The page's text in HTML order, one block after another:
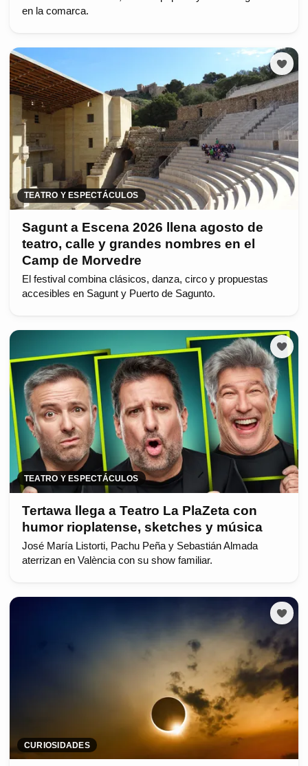
en la comarca.
TEATRO Y ESPECTÁCULOS
Sagunt a Escena 2026 llena agosto de
teatro, calle y grandes nombres en el
Camp de Morvedre
El festival combina clásicos, danza, circo y propuestas
accesibles en Sagunt y Puerto de Sagunto.
TEATRO Y ESPECTÁCULOS
Tertawa llega a Teatro La PlaZeta con
humor rioplatense, sketches y música
José María Listorti, Pachu Peña y Sebastián Almada
aterrizan en València con su show familiar.
CURIOSIDADES